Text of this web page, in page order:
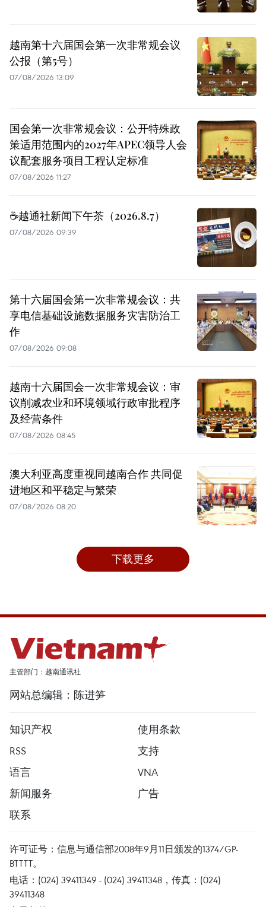
越南第十六届国会第一次非常规会议
公报（第5号）
07/08/2026 13:09
国会第一次非常规会议：公开特殊政
策适用范围内的2027年APEC领导人会
议配套服务项目工程认定标准
07/08/2026 11:27
☕️越通社新闻下午茶（2026.8.7）
07/08/2026 09:39
第十六届国会第一次非常规会议：共
享电信基础设施数据服务灾害防治工
作
07/08/2026 09:08
越南十六届国会一次非常规会议：审
议削减农业和环境领域行政审批程序
及经营条件
07/08/2026 08:45
澳大利亚高度重视同越南合作 共同促
进地区和平稳定与繁荣
07/08/2026 08:20
下载更多
主管部门：越南通讯社
网站总编辑：陈进笋
知识产权
使用条款
RSS
支持
语言
VNA
新闻服务
广告
联系
许可证号：信息与通信部2008年9月11日颁发的1374/GP-
BTTTT。
电话：(024) 39411349 - (024) 39411348，传真：(024)
39411348